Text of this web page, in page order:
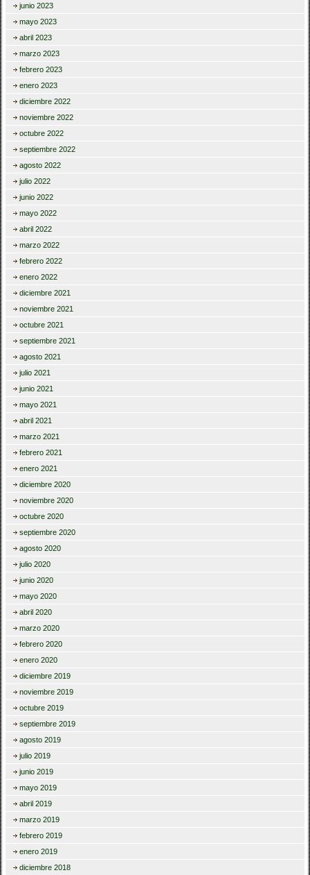
junio 2023
mayo 2023
abril 2023
marzo 2023
febrero 2023
enero 2023
diciembre 2022
noviembre 2022
octubre 2022
septiembre 2022
agosto 2022
julio 2022
junio 2022
mayo 2022
abril 2022
marzo 2022
febrero 2022
enero 2022
diciembre 2021
noviembre 2021
octubre 2021
septiembre 2021
agosto 2021
julio 2021
junio 2021
mayo 2021
abril 2021
marzo 2021
febrero 2021
enero 2021
diciembre 2020
noviembre 2020
octubre 2020
septiembre 2020
agosto 2020
julio 2020
junio 2020
mayo 2020
abril 2020
marzo 2020
febrero 2020
enero 2020
diciembre 2019
noviembre 2019
octubre 2019
septiembre 2019
agosto 2019
julio 2019
junio 2019
mayo 2019
abril 2019
marzo 2019
febrero 2019
enero 2019
diciembre 2018